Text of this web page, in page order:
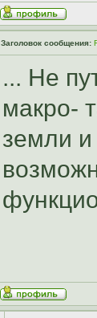
Заголовок сообщения:
... Не
макро-
земли